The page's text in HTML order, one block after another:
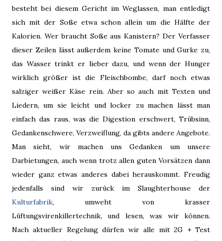
besteht bei diesem Gericht im Weglassen, man entledigt
sich mit der Soße etwa schon allein um die Hälfte der
Kalorien. Wer braucht Soße aus Kanistern? Der Verfasser
dieser Zeilen lässt außerdem keine Tomate und Gurke zu,
das Wasser trinkt er lieber dazu, und wenn der Hunger
wirklich größer ist die Fleischbombe, darf noch etwas
salziger weißer Käse rein. Aber so auch mit Texten und
Liedern, um sie leicht und locker zu machen lässt man
einfach das raus, was die Digestion erschwert, Trübsinn,
Gedankenschwere, Verzweiflung, da gibts andere Angebote.
Man sieht, wir machen uns Gedanken um unsere
Darbietungen, auch wenn trotz allen guten Vorsätzen dann
wieder ganz etwas anderes dabei herauskommt. Freudig
jedenfalls sind wir zurück im Slaughterhouse der
Kulturfabrik, umweht von krasser
Lüftungsvirenkillertechnik, und lesen, was wir können.
Nach aktueller Regelung dürfen wir alle mit 2G + Test